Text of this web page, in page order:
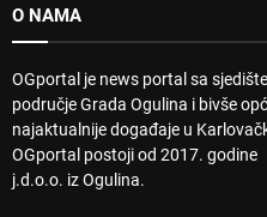
O NAMA
OGportal je news portal sa
područje Grada Ogulina i bivše
najaktualnije događaje u
OGportal postoji od 2017. godine
j.d.o.o. iz Ogulina.